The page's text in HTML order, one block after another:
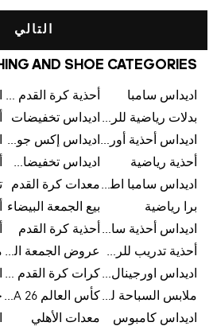
التالي
AND SHOE CATEGORIES
اديداس سامبا أحذية كرة القدم للرجال
بدلات رياضية للرجال اديداس تخفيضات
اديداس أحذية أورجينالز
اديداس إكس جود بيلينغهام
أحذية رياضية
اديداس تخفيضات للأطفال
اديداس سامبا اطفالمعدات كرة القدم
برا رياضية
بيع الجمعة البيضاء
اديداس أحذية سامبا للنساء أحذية كرة القدم
أحذية تدريب للرجال
عروض الجمعة البيضاء للرجال
اديداس اورجينال ملابس
كرات كرة القدم للرجال
ملابس السباحة للرجال
كأس العالم FIFA 26™
اديداس كامبوس
معدات الأهلي